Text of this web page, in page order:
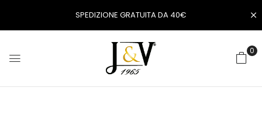
SPEDIZIONE GRATUITA DA 40€
0